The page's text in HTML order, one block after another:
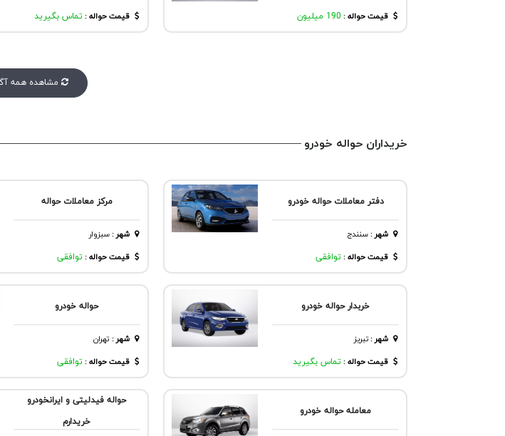
قیمت حواله : 190 میلیون
قیمت حواله : تماس بگیرید
مشاهده همه
خریداران حواله خودرو
دفتر معاملات حواله خودرو
شهر:سنندج
قیمت حواله : توافقی
مرکز معاملات حواله
شهر:سبزوار
قیمت حواله : توافقی
خربدار حواله خودرو
شهر:تبريز
قیمت حواله : تماس بگیرید
حواله خودرو
شهر: تهران
قیمت حواله : توافقی
معامله حواله خودرو
حواله فیدلیتی و ایرانخودرو
خریدارم